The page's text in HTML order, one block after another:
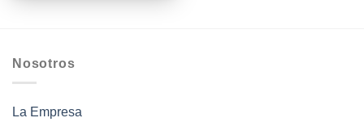
Nosotros
La Empresa